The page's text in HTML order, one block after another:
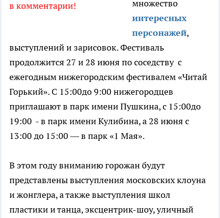
в комментарии!
множество
интересных
персонажей,
выступлений и зарисовок. Фестиваль
продолжится 27 и 28 июня по соседству с
ежегодным нижегородским фестивалем «Читай
Горький». С 15:00до 9:00 нижегородцев
приглашают в парк имени Пушкина, с 15:00до
19:00 - в парк имени Кулибина, а 28 июня с
13:00 до 15:00 — в парк «1 Мая».
В этом году вниманию горожан будут
представлены выступления московских клоуна
и жонглера, а также выступления школ
пластики и танца, эксцентрик-шоу, уличный